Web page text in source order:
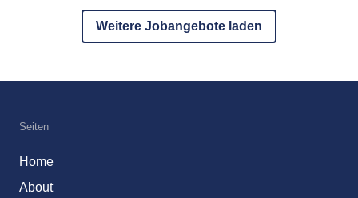
Weitere Jobangebote laden
Seiten
Home
About